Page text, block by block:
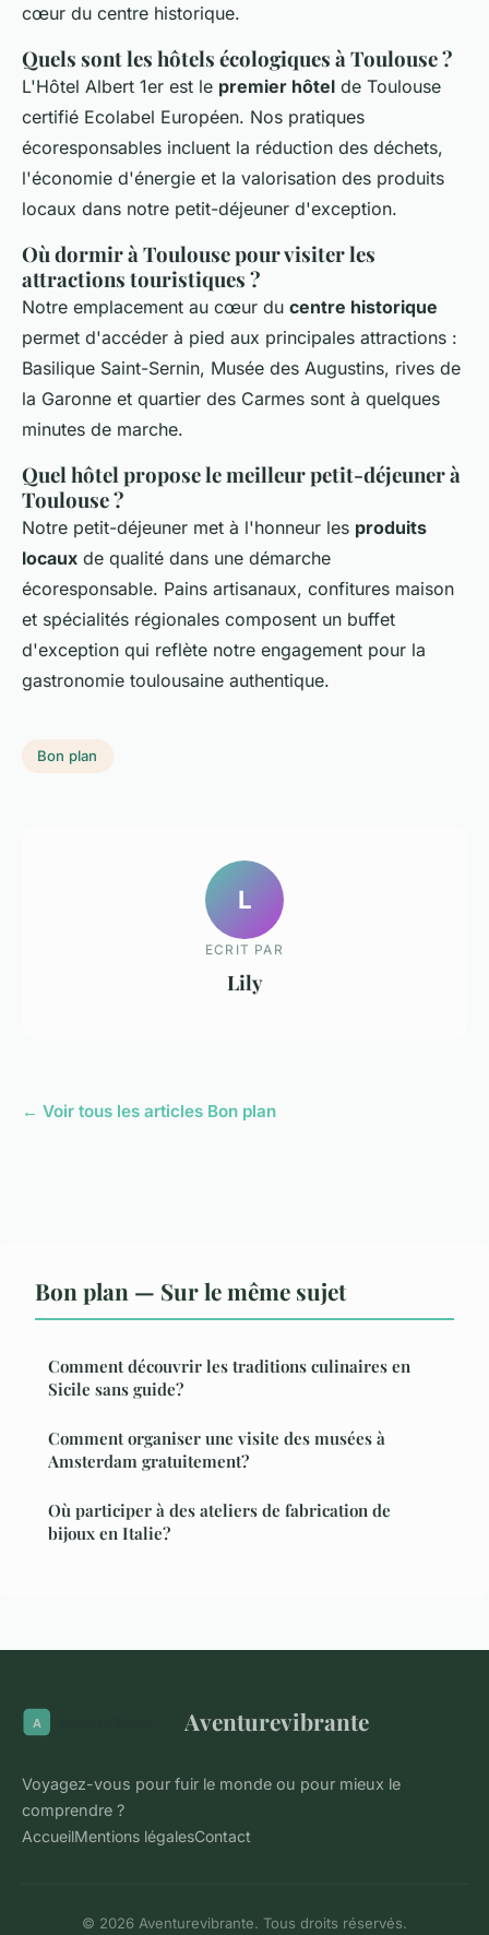
cœur du centre historique.
Quels sont les hôtels écologiques à Toulouse ?
L'Hôtel Albert 1er est le premier hôtel de Toulouse
certifié Ecolabel Européen. Nos pratiques
écoresponsables incluent la réduction des déchets,
l'économie d'énergie et la valorisation des produits
locaux dans notre petit-déjeuner d'exception.
Où dormir à Toulouse pour visiter les
attractions touristiques ?
Notre emplacement au cœur du centre historique
permet d'accéder à pied aux principales attractions :
Basilique Saint-Sernin, Musée des Augustins, rives de
la Garonne et quartier des Carmes sont à quelques
minutes de marche.
Quel hôtel propose le meilleur petit-déjeuner à
Toulouse ?
Notre petit-déjeuner met à l'honneur les produits
locaux de qualité dans une démarche
écoresponsable. Pains artisanaux, confitures maison
et spécialités régionales composent un buffet
d'exception qui reflète notre engagement pour la
gastronomie toulousaine authentique.
Bon plan
L
ECRIT PAR
Lily
← Voir tous les articles Bon plan
Bon plan — Sur le même sujet
Comment découvrir les traditions culinaires en
Sicile sans guide?
Comment organiser une visite des musées à
Amsterdam gratuitement?
Où participer à des ateliers de fabrication de
bijoux en Italie?
Aventurevibrante
Voyagez-vous pour fuir le monde ou pour mieux le
comprendre ?
AccueilMentions légalesContact
© 2026 Aventurevibrante. Tous droits réservés.